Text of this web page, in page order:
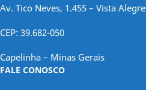
Av. Tico Neves, 1.455 – Vista Alegre
CEP: 39.682-050
Capelinha – Minas Gerais
FALE CONOSCO